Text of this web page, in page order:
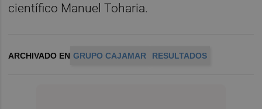
científico Manuel Toharia.
ARCHIVADO EN GRUPO CAJAMAR RESULTADOS